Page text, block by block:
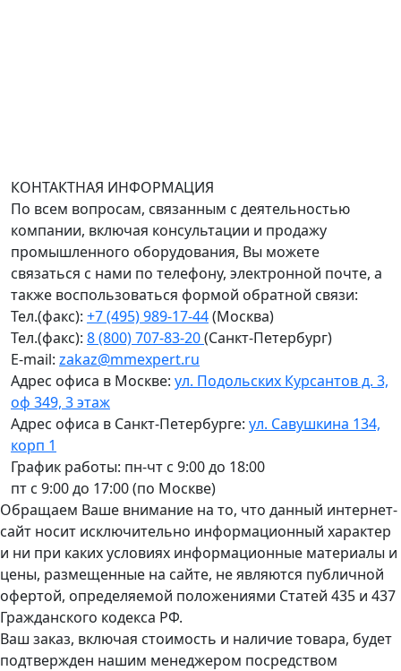
КОНТАКТНАЯ ИНФОРМАЦИЯ
По всем вопросам, связанным с деятельностью
компании, включая консультации и продажу
промышленного оборудования, Вы можете
связаться с нами по телефону, электронной почте, а
также воспользоваться формой обратной связи:
Тел.(факс): +7 (495) 989-17-44(Москва)
Тел.(факс): 8 (800) 707-83-20(Санкт-Петербург)
E-mail: zakaz@mmexpert.ru
Адрес офиса в Москве: ул. Подольских Курсантов д. 3,
оф 349, 3 этаж
Адрес офиса в Санкт-Петербурге: ул. Савушкина 134,
корп 1
График работы: пн-чт с 9:00 до 18:00
пт с 9:00 до 17:00 (по Москве)
Обращаем Ваше внимание на то, что данный интернет-
сайт носит исключительно информационный характер
и ни при каких условиях информационные материалы и
цены, размещенные на сайте, не являются публичной
офертой, определяемой положениями Статей 435 и 437
Гражданского кодекса РФ.
Ваш заказ, включая стоимость и наличие товара, будет
подтвержден нашим менеджером посредством